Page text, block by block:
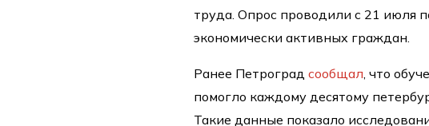
труда. Опрос проводили с 21 июля
экономически активных граждан.
Ранее Петроградсообщал , что
помогло каждому десятому
Такие данные показало